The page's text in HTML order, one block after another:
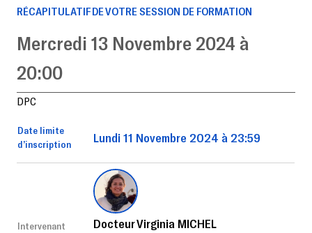
RÉCAPITULATIF DE VOTRE SESSION DE FORMATION
Mercredi 13 Novembre 2024 à
20:00
DPC
Date limite
d’inscription
Lundi 11 Novembre 2024 à 23:59
Intervenant Docteur Virginia MICHEL